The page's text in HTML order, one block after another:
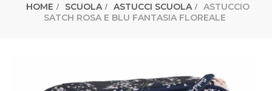
HOME SCUOLA ASTUCCI SCUOLA
ASTUCCIO
SATCH ROSA E BLU FANTASIA FLOREALE